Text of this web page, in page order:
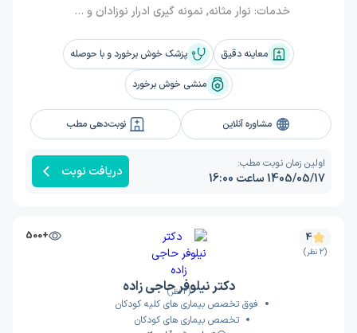
خدمات: نوار مثانه, نمونه گیری ادرار نوزادان و شیرخوار, هولتر فشارخون اختصاصی کودکان و نوجوانان, ختنه شیرخوار, نوار مثانه و تعیین حجم مثانه پس از تخلیه با سونوگرافی, درمان پیشرفته شب ادراری در همه سنین, ویزیت
معاینه دقیق پزشک خوش برخورد و با حوصله
منشی خوش برخورد
مشاوره آنلاین نوبت‌دهی مطب
اولین زمان نوبت مطب:
1405/05/17 ساعت 16:00 دریافت نوبت
(2 نظر)
+500 4
(2 نظر)
دکتر نیلوفر حاجی زاده
فوق تخصص بیماری های کلیه کودکان
تخصص بیماری های کودکان